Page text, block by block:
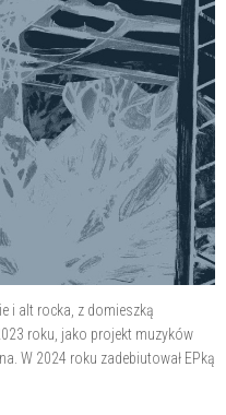
i alt rocka, z domieszką
roku, jako projekt muzyków
W 2024 roku zadebiutował EPką